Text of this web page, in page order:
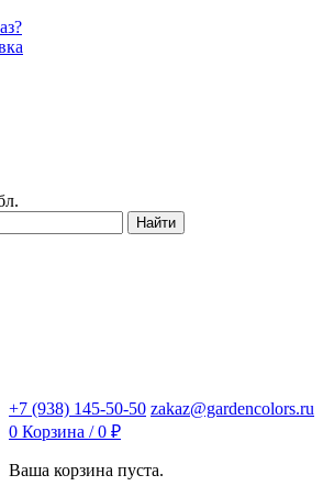
Найти
+7 (938) 145-50-50 zakaz@gardencolors.ru
0 Корзина /0 ₽
Ваша корзина пуста.